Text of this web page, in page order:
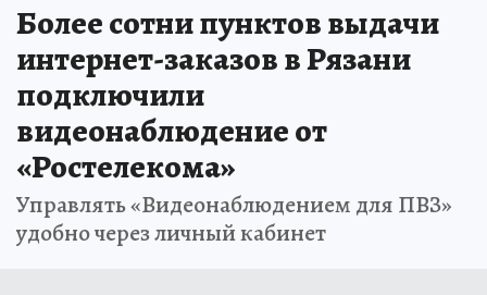
Более сотни пунктов выдачи
интернет-заказов в Рязани
подключили
видеонаблюдение от
«Ростелекома»
Управлять «Видеонаблюдением для ПВЗ»
удобно через личный кабинет